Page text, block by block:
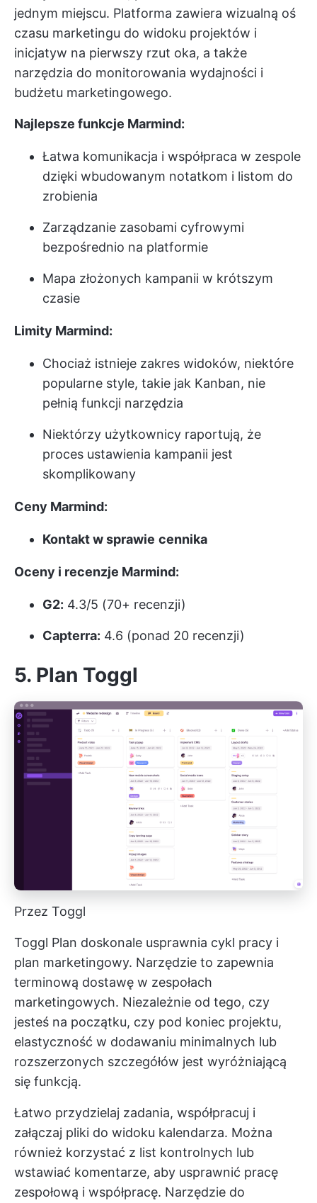
jednym miejscu. Platforma zawiera wizualną oś
czasu marketingu do widoku projektów i
inicjatyw na pierwszy rzut oka, a także
narzędzia do monitorowania wydajności i
budżetu marketingowego.
Najlepsze funkcje Marmind:
Łatwa komunikacja i współpraca w zespole
dzięki wbudowanym notatkom i listom do
zrobienia
Zarządzanie zasobami cyfrowymi
bezpośrednio na platformie
Mapa złożonych kampanii w krótszym
czasie
Limity Marmind:
Chociaż istnieje zakres widoków, niektóre
popularne style, takie jak Kanban, nie
pełnią funkcji narzędzia
Niektórzy użytkownicy raportują, że
proces ustawienia kampanii jest
skomplikowany
Ceny Marmind:
Kontakt w sprawie cennika
Oceny i recenzje Marmind:
G2: 4.3/5 (70+ recenzji)
Capterra: 4.6 (ponad 20 recenzji)
5. Plan Toggl
Przez Toggl
Toggl Plan doskonale usprawnia cykl pracy i
plan marketingowy. Narzędzie to zapewnia
terminową dostawę w zespołach
marketingowych. Niezależnie od tego, czy
jesteś na początku, czy pod koniec projektu,
elastyczność w dodawaniu minimalnych lub
rozszerzonych szczegółów jest wyróżniającą
się funkcją.
Łatwo przydzielaj zadania, współpracuj i
załączaj pliki do widoku kalendarza. Można
również korzystać z list kontrolnych lub
wstawiać komentarze, aby usprawnić pracę
zespołową i współpracę. Narzędzie do